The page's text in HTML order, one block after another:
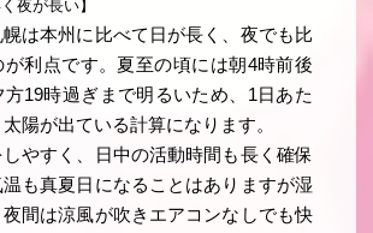
が長い】
は本州に比べて日が長く、夜でも比
利点です。夏至の頃には朝4時前後
19時過ぎまで明るいため、1日あた
陽が出ている計算になります。
やすく、日中の活動時間も長く確保
も真夏日になることはありますが湿
間は涼風が吹きエアコンなしでも快